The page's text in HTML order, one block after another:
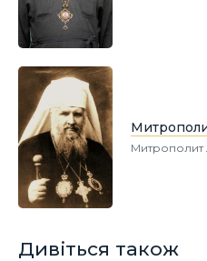
Митрополит
Дивіться також